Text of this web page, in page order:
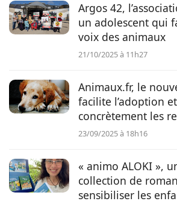
Argos 42,
un adolescent qui
voix des animaux
21/10/2025 à 11h27
Animaux.fr, le
facilite l’adoption
concrètement les
23/09/2025 à 18h16
« animo ALOKI »,
collection de
sensibiliser les